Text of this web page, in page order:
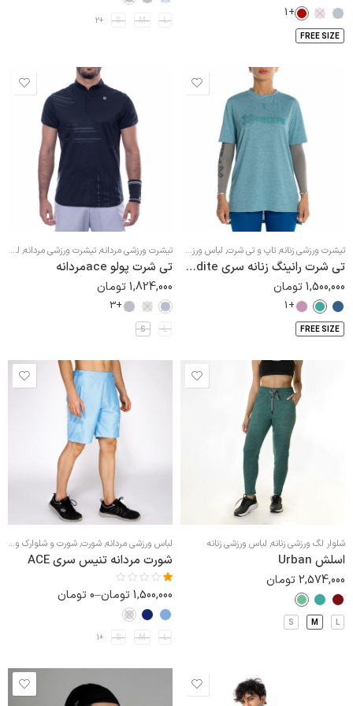
+1
FREE SIZE
L
M
S
+2
تیشرت ورزشی زنانه,تاپ و تی شرت, لباس ورزشی زنانه
تی شرت رانینگ زنانه سری Xpedite
1,500,000تومان
+1
FREE SIZE
تیشرت ورزشی مردانه,تیشرت ورزشی مردانه, لباس ورزشی مردانه
تی شرت پولو aceمردانه
1,824,000تومان
+3
L
S
شلوار لگ ورزشی زنانه, لباس ورزشی زنانه
اسلش Urban
2,574,000تومان
L
M
S
لباس ورزشی مردانه,شورت,شورت و شلوارک ورزشی مردانه
شورت مردانه تنیس سری ACE
نمره
1.00
از
5
1,500,000تومان–
0تومان
L
M
S
+1